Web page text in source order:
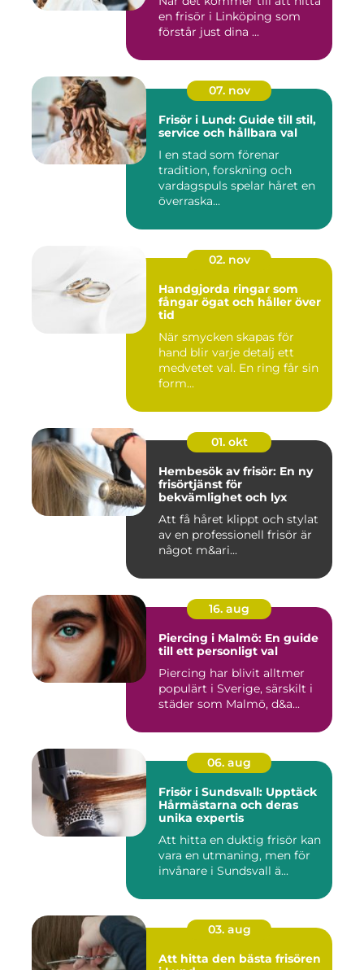
en frisör i Linköping som
förstår just dina ...
07. nov
Frisör i Lund: Guide till stil,
service och hållbara val
I en stad som förenar
tradition, forskning och
vardagspuls spelar håret en
överraska...
02. nov
Handgjorda ringar som
fångar ögat och håller över
tid
När smycken skapas för
hand blir varje detalj ett
medvetet val. En ring får sin
form...
01. okt
Hembesök av frisör: En ny
frisörtjänst för
bekvämlighet och lyx
Att få håret klippt och stylat
av en professionell frisör är
något m&ari...
16. aug
Piercing i Malmö: En guide
till ett personligt val
Piercing har blivit alltmer
populärt i Sverige, särskilt i
städer som Malmö, d&a...
06. aug
Frisör i Sundsvall: Upptäck
Hårmästarna och deras
unika expertis
Att hitta en duktig frisör kan
vara en utmaning, men för
invånare i Sundsvall ä...
03. aug
Att hitta den bästa frisören